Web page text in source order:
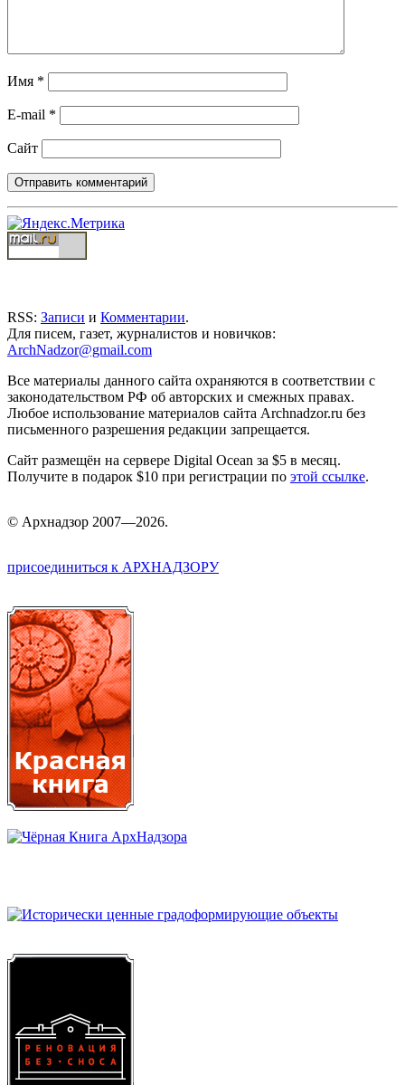
Имя *
E-mail *
Сайт
RSS: Записи и Комментарии.
Для писем, газет, журналистов и новичков:
ArchNadzor@gmail.com
Все материалы данного сайта охраняются в соответствии с
законодательством РФ об авторских и смежных правах.
Любое использование материалов сайта Archnadzor.ru без
письменного разрешения редакции запрещается.
Сайт размещён на сервере Digital Ocean за $5 в месяц.
Получите в подарок $10 при регистрации по этой ссылке.
© Архнадзор 2007—2026.
присоединиться к АРХНАДЗОРУ